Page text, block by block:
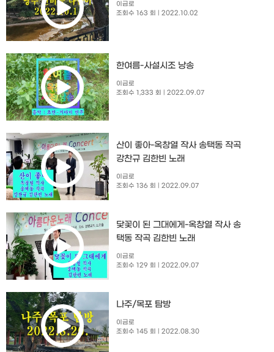
이금로
조회수 163 회
| 2022.10.02
한여름-사설시조 낭송
이금로
조회수 1,333 회
| 2022.09.07
산이 좋아-옥창열 작사 송택동 작곡
강찬규 김한빈 노래
이금로
조회수 136 회
| 2022.09.07
닻꽃이 된 그대에게-옥창열 작사 송
택동 작곡 김한빈 노래
이금로
조회수 129 회
| 2022.09.07
나주/목포 탐방
이금로
조회수 145 회
| 2022.08.30